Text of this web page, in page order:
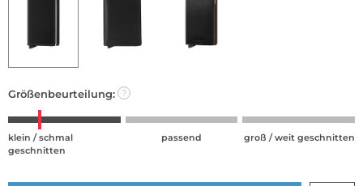
Größenbeurteilung: ?
klein / schmal
geschnitten
passend groß / weit geschnitten